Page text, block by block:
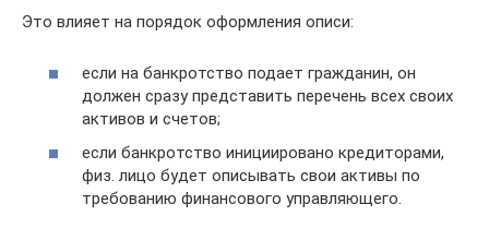
Это влияет на порядок оформления описи:
если на банкротство подает гражданин, он
должен сразу представить перечень всех своих
активов и счетов;
если банкротство инициировано кредиторами,
физ. лицо будет описывать свои активы по
требованию финансового управляющего.